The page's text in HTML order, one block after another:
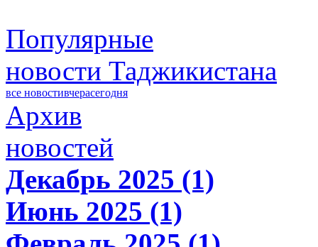
Популярные
новости Таджикистана
все новостивчерасегодня
Архив
новостей
Декабрь 2025 (1)
Июнь 2025 (1)